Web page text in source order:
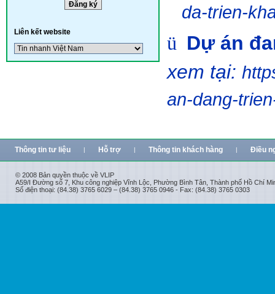
Liên kết website
da-trien-
ü Dự án
xem tại:
an-dang-
Thông tin tư liệu | Hỗ trợ | Thông tin khách hàng | Điều
© 2008 Bản quyền thuộc về VLIP
A59/I Đường số 7, Khu công nghiệp Vĩnh Lộc, Phường Bình Tân, Thành phố Hồ Chí
Số điện thoại: (84.38) 3765 6029 – (84.38) 3765 0946 - Fax: (84.38) 3765 0303